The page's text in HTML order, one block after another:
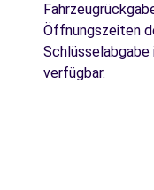
Öffnungszeiten
verfügbar.